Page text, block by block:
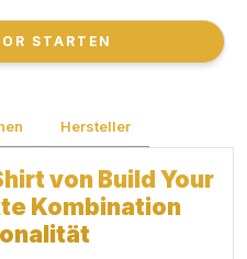
STARTEN
STARTEN
Hersteller
von Build Your
Kombination